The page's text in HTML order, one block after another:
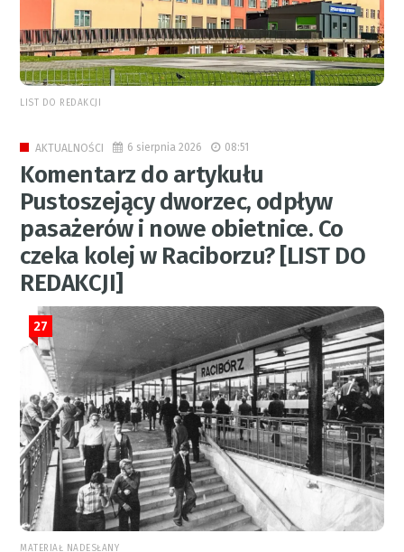
LIST DO REDAKCJI
AKTUALNOŚCI 6 sierpnia 2026 08:51
Komentarz do artykułu
Pustoszejący dworzec, odpływ
pasażerów i nowe obietnice. Co
czeka kolej w Raciborzu? [LIST DO
REDAKCJI]
27
MATERIAŁ NADESŁANY